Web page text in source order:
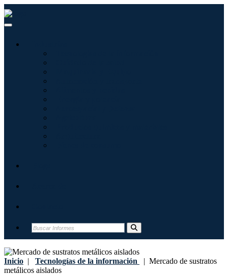
Inicio | Tecnologías de la información | Mercado de sustratos
metálicos aislados